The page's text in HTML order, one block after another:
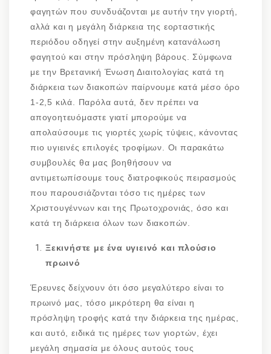
φαγητών που συνδυάζονται με αυτήν την γιορτή,
αλλά και η μεγάλη διάρκεια της εορταστικής
περιόδου οδηγεί στην αυξημένη κατανάλωση
φαγητού και στην πρόσληψη βάρους. Σύμφωνα
με την Βρετανική Ένωση Διαιτολογίας κατά τη
διάρκεια των διακοπών παίρνουμε κατά μέσο όρο
1-2,5 κιλά. Παρόλα αυτά, δεν πρέπει να
απογοητευόμαστε γιατί μπορούμε να
απολαύσουμε τις γιορτές χωρίς τύψεις, κάνοντας
πιο υγιεινές επιλογές τροφίμων. Οι παρακάτω
συμβουλές θα μας βοηθήσουν να
αντιμετωπίσουμε τους διατροφικούς πειρασμούς
που παρουσιάζονται τόσο τις ημέρες των
Χριστουγέννων και της Πρωτοχρονιάς, όσο και
κατά τη διάρκεια όλων των διακοπών.
Ξεκινήστε με ένα υγιεινό και πλούσιο
πρωινό
Έρευνες δείχνουν ότι όσο μεγαλύτερο είναι το
πρωινό μας, τόσο μικρότερη θα είναι η
πρόσληψη τροφής κατά την διάρκεια της ημέρας,
και αυτό, ειδικά τις ημέρες των γιορτών, έχει
μεγάλη σημασία με όλους αυτούς τους